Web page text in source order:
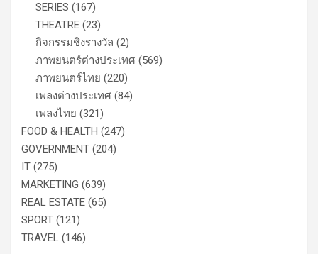
SERIES (167)
THEATRE (23)
กิจกรรมชิงรางวัล (2)
ภาพยนตร์ต่างประเทศ (569)
ภาพยนตร์ไทย (220)
เพลงต่างประเทศ (84)
เพลงไทย (321)
FOOD & HEALTH (247)
GOVERNMENT (204)
IT (275)
MARKETING (639)
REAL ESTATE (65)
SPORT (121)
TRAVEL (146)